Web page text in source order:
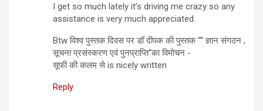
I get so much lately it’s driving me crazy so any
assistance is very much appreciated.
Btw विश्व पुस्तक दिवस पर डॉ दीपक की पुस्तक ““ ज्ञान संगठन ,
सूचना प्रसंस्करण एवं पुनप्राप्ति“का विमोचन -
सूफी की कलम से is nicely written
Reply